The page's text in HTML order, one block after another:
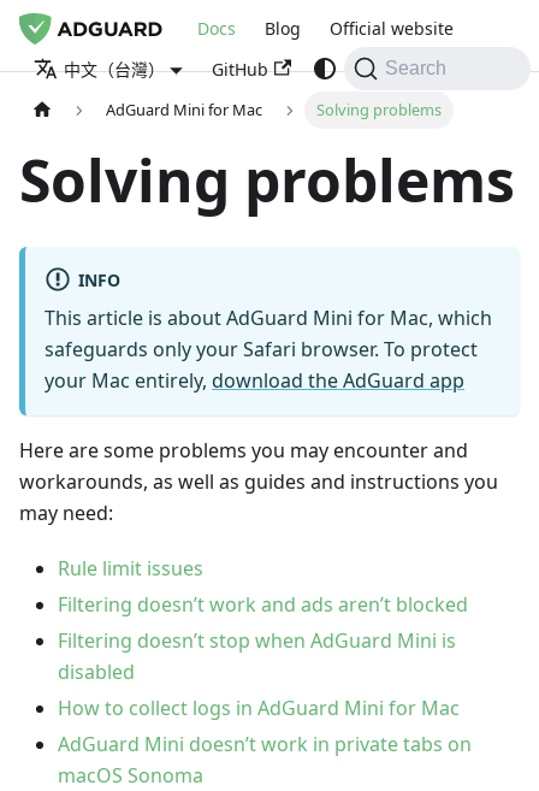
Docs Blog
Official website
中文（台灣）
GitHub Search
AdGuard Mini for Mac Solving problems
Solving problems
INFO
This article is about AdGuard Mini for Mac, which
safeguards only your Safari browser. To protect
your Mac entirely, download the AdGuard app
Here are some problems you may encounter and
workarounds, as well as guides and instructions you
may need:
Rule limit issues
Filtering doesn’t work and ads aren’t blocked
Filtering doesn’t stop when AdGuard Mini is
disabled
How to collect logs in AdGuard Mini for Mac
AdGuard Mini doesn’t work in private tabs on
macOS Sonoma